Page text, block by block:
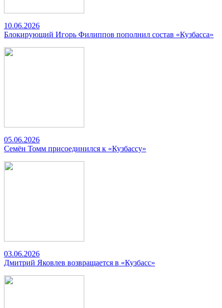
10.06.2026
Блокирующий Игорь Филиппов пополнил состав «Кузбасса»
05.06.2026
Семён Томм присоединился к «Кузбассу»
03.06.2026
Дмитрий Яковлев возвращается в «Кузбасс»